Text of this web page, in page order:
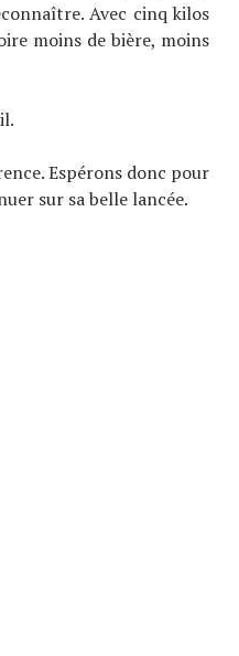
Avec cinq kilos
moins de bière, moins
Espérons donc pour
sur sa belle lancée.